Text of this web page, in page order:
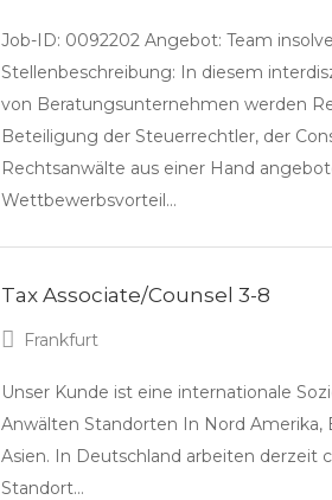
Job-ID: 0092202 Angebot: Team
Stellenbeschreibung: In diesem
von Beratungsunternehmen werden
Beteiligung der Steuerrechtler, der
Rechtsanwälte aus einer Hand
Wettbewerbsvorteil…
Tax Associate/Counsel 3-8
Frankfurt
Unser Kunde ist eine internationale
Anwälten Standorten In Nord Amerika,
Asien. In Deutschland arbeiten derzeit
Standort…